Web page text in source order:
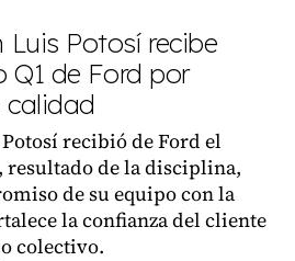
Luis Potosí recibe
Q1 de Ford por
calidad
recibió de Ford el
resultado de la disciplina,
de su equipo con la
la confianza del cliente
colectivo.